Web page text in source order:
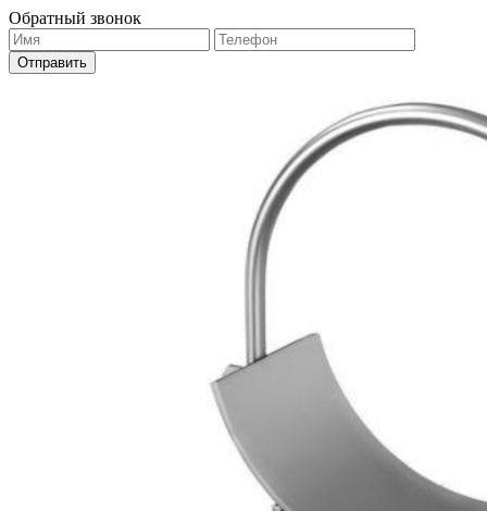
Обратный звонок